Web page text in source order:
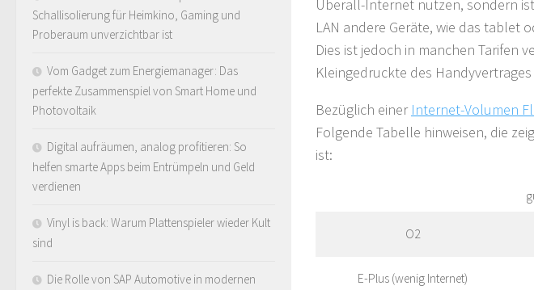
Überall-Internet nutzen, sondern
LAN andere Geräte, wie das tablet
Dies ist jedoch in manchen Tarifen
Kleingedruckte des
Bezüglich einer Internet-Volumen
Folgende Tabelle hinweisen, die
ist:
O2
E-Plus (wenig Internet)
Schallisolierung für Heimkino, Gaming und
Proberaum unverzichtbar ist
Vom Gadget zum Energiemanager: Das
perfekte Zusammenspiel von Smart Home und
Photovoltaik
Digital aufräumen, analog profitieren: So
helfen smarte Apps beim Entrümpeln und Geld
verdienen
Vinyl is back: Warum Plattenspieler wieder Kult
sind
Die Rolle von SAP Automotive in modernen